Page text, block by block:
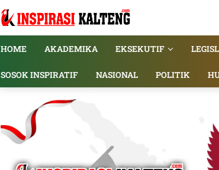
HOME AKADEMIKA EKSEKUTIF
SOSOK INSPIRATIF NASIONAL POLITIK